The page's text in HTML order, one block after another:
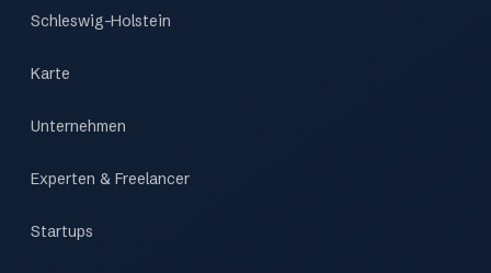
Schleswig-Holstein
Karte
Unternehmen
Experten & Freelancer
Startups